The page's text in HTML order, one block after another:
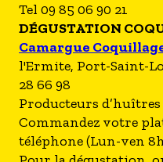
Tel 09 85 06 90 21
DÉGUSTATION
Camargue
l'Ermite, Port-Saint-
28 66 98
Producteurs
Commandez votre
téléphone (Lun-ven